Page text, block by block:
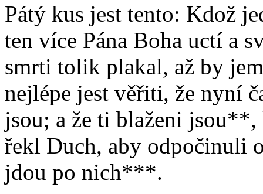
Pátý kus jest tento: Kdož
ten více Pána Boha uctí a
smrti tolik plakal, až by
nejlépe jest věřiti, že nyní
jsou; a že ti blaženi
řekl Duch, aby odpočinuli
jdou po nich***.